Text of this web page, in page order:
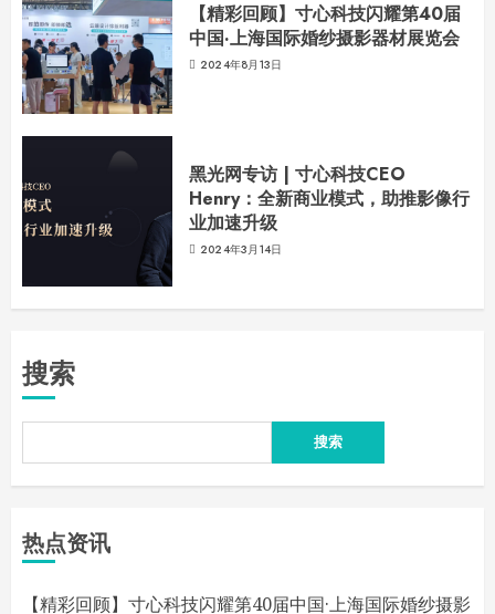
【精彩回顾】寸心科技闪耀第40届
中国·上海国际婚纱摄影器材展览会
2024年8月13日
黑光网专访 | 寸心科技CEO
Henry：全新商业模式，助推影像行
业加速升级
2024年3月14日
搜索
搜索
热点资讯
【精彩回顾】寸心科技闪耀第40届中国·上海国际婚纱摄影